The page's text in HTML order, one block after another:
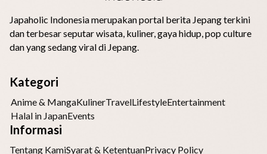
Japaholic Indonesia merupakan portal berita Jepang terkini
dan terbesar seputar wisata, kuliner, gaya hidup, pop culture
dan yang sedang viral di Jepang.
Kategori
Anime & MangaKulinerTravelLifestyleEntertainment
Halal in JapanEvents
Informasi
Tentang KamiSyarat & KetentuanPrivacy Policy